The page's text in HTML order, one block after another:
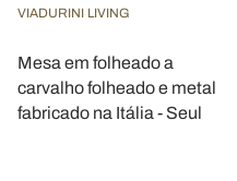
VIADURINI LIVING
Mesa em folheado a
carvalho folheado e metal
fabricado na Itália - Seul